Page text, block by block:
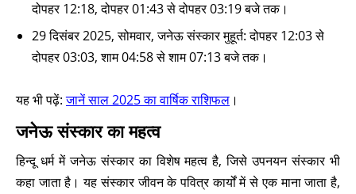
दोपहर 12:18, दोपहर 01:43 से दोपहर 03:19 बजे तक।
29 दिसंबर 2025, सोमवार, जनेऊ संस्कार मुहूर्त: दोपहर 12:03 से
दोपहर 03:03, शाम 04:58 से शाम 07:13 बजे तक।
यह भी पढ़ें:जानें साल 2025 का वार्षिक राशिफल ।
जनेऊ संस्कार का महत्व
हिन्दू धर्म में जनेऊ संस्कार का विशेष महत्व है, जिसे उपनयन संस्कार भी
कहा जाता है। यह संस्कार जीवन के पवित्र कार्यों में से एक माना जाता है,